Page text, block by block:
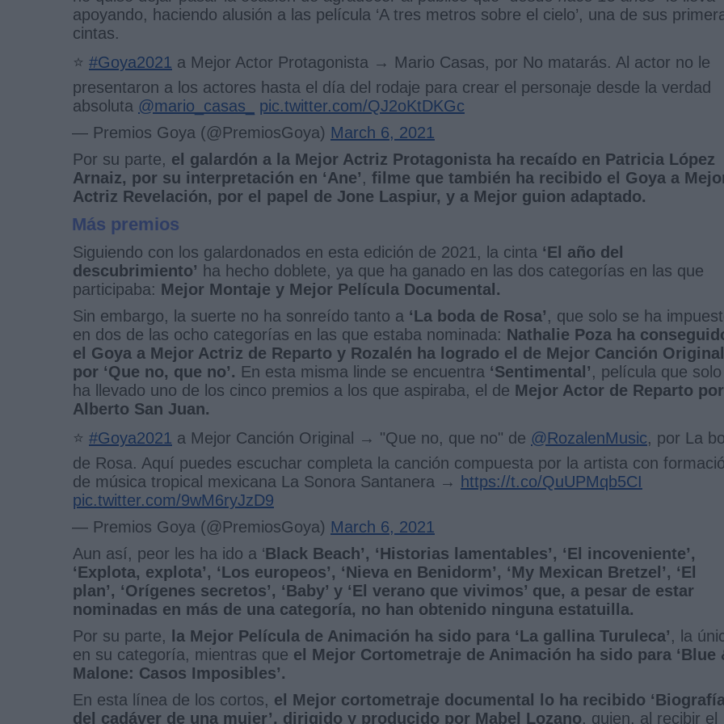
apoyando, haciendo alusión a las película ‘A tres metros sobre el cielo’, una de sus
cintas.
⭐️ #Goya2021 a Mejor Actor Protagonista → Mario Casas, por No matarás. Al actor no le
presentaron a los actores hasta el día del rodaje para crear el personaje desde la verdad
absoluta @mario_casas_
pic.twitter.com/QJ2oKtDKGc
— Premios Goya (@PremiosGoya) March 6, 2021
Por su parte, el galardón a la Mejor Actriz Protagonista ha recaído en Patricia López
Arnaiz, por su interpretación en ‘Ane’, filme que también ha recibido el Goya a
Actriz Revelación, por el papel de Jone Laspiur, y a Mejor guion adaptado.
Más premios
Siguiendo con los galardonados en esta edición de 2021, la cinta ‘El año del
descubrimiento’ ha hecho doblete, ya que ha ganado en las dos categorías en las que
participaba: Mejor Montaje y Mejor Película Documental.
Sin embargo, la suerte no ha sonreído tanto a ‘La boda de Rosa’, que solo se ha
en dos de las ocho categorías en las que estaba nominada: Nathalie Poza ha
el Goya a Mejor Actriz de Reparto y Rozalén ha logrado el de Mejor Canción Original
por ‘Que no, que no’. En esta misma linde se encuentra ‘Sentimental’, película que
ha llevado uno de los cinco premios a los que aspiraba, el de Mejor Actor de Reparto por
Alberto San Juan.
⭐️ #Goya2021 a Mejor Canción Original → "Que no, que no" de @RozalenMusic, por La
de Rosa. Aquí puedes escuchar completa la canción compuesta por la artista con
de música tropical mexicana La Sonora Santanera → https://t.co/QuUPMqb5CI
pic.twitter.com/9wM6ryJzD9
— Premios Goya (@PremiosGoya) March 6, 2021
Aun así, peor les ha ido a ‘Black Beach’, ‘Historias lamentables’, ‘El incoveniente’,
‘Explota, explota’, ‘Los europeos’, ‘Nieva en Benidorm’, ‘My Mexican Bretzel’, ‘El
plan’, ‘Orígenes secretos’, ‘Baby’ y ‘El verano que vivimos’ que, a pesar de estar
nominadas en más de una categoría, no han obtenido ninguna estatuilla.
Por su parte, la Mejor Película de Animación ha sido para ‘La gallina Turuleca’, la
en su categoría, mientras que el Mejor Cortometraje de Animación ha sido para ‘Blue
Malone: Casos Imposibles’.
En esta línea de los cortos, el Mejor cortometraje documental lo ha recibido
del cadáver de una mujer’, dirigido y producido por Mabel Lozano, quien, al recibir el